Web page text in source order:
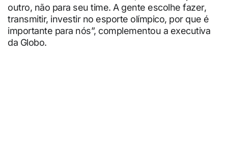
outro, não para seu time. A gente escolhe fazer,
transmitir, investir no esporte olímpico, por que é
importante para nós”, complementou a executiva
da Globo.